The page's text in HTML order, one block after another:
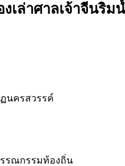
เล่าศาลเจ้าจีนริ
นครสวรรค์
รรณกรรมท้องถิ่น